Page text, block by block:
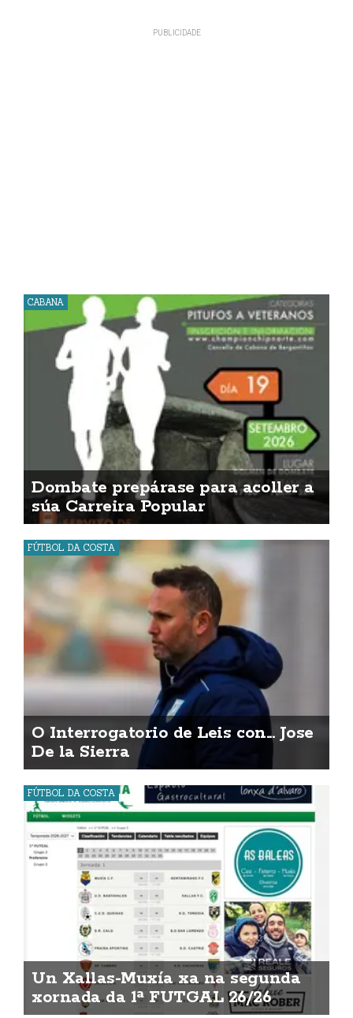
CABANA
Dombate prepárase para acoller a
súa Carreira Popular
FÚTBOL DA COSTA
O Interrogatorio de Leis con... Jose
De la Sierra
FÚTBOL DA COSTA
Un Xallas-Muxía xa na segunda
xornada da 1ª FUTGAL 26/26